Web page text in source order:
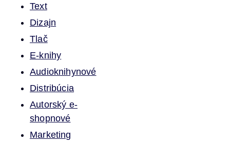
Text
Dizajn
Tlač
E-knihy
Audioknihynové
Distribúcia
Autorský e-
shopnové
Marketing